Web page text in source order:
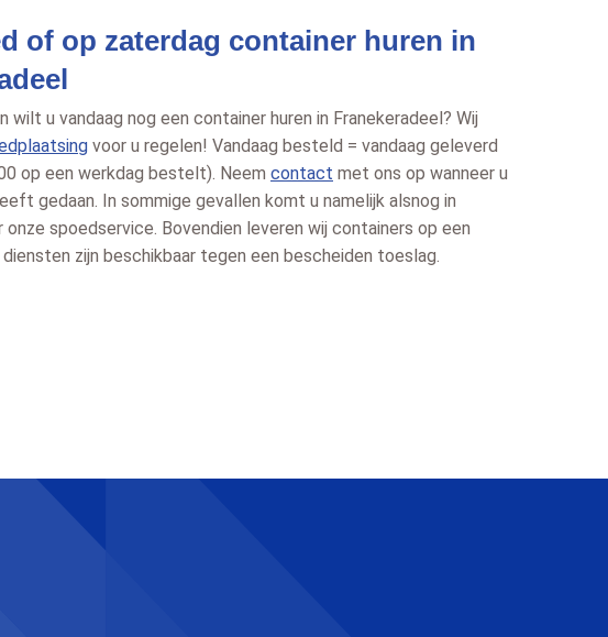
of op zaterdag container huren in
wilt u vandaag nog een container huren in Franekeradeel? Wij
voor u regelen! Vandaag besteld = vandaag geleverd
op een werkdag bestelt). Neem contact met ons op wanneer u
gedaan. In sommige gevallen komt u namelijk alsnog in
onze spoedservice. Bovendien leveren wij containers op een
diensten zijn beschikbaar tegen een bescheiden toeslag.